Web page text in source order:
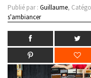
Publié par : Guillaume,
s'ambiancer